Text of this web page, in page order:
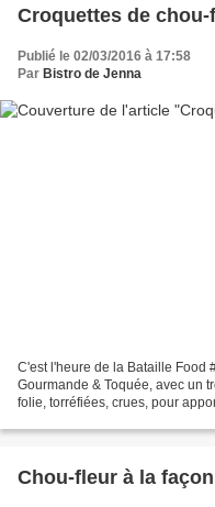
Croquettes de
Publié le 02/03/2016 à 17:58
Par Bistro de Jenna
C'est l'heure de la Bataille Food
Gourmande & Toquée, avec un
folie, torréfiées, crues, pour
Chou-fleur à la